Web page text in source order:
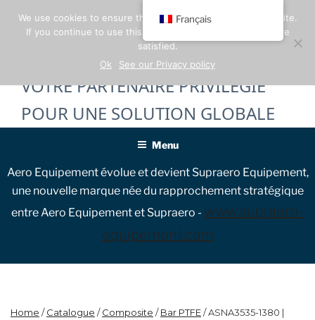
content
VOTRE PARTENAIRE PRIVILÉGIÉ
POUR UNE SOLUTION GLOBALE
Menu
Aero Equipement évolue et devient Supraero Equipement,
une nouvelle marque née du rapprochement stratégique
entre Aero Equipement et Supraero - www.supraero-
equipement.com
Home /Catalogue /Composite /Bar PTFE/ ASNA3535-1380 |
Français
We use cookies to ensure the best experience on our website.
If you continue to use this site, we will assume that you are
satisfied.
Ok
See our Privacy policy